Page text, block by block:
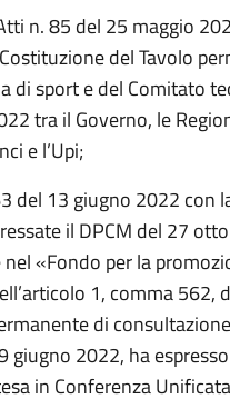
n. 85 del 25 maggio
del Tavolo
di sport e del Comitato
tra il Governo, le
e l’Upi;
del 13 giugno 2022 con
il DPCM del 27
«Fondo per la
1, comma 562,
di
giugno 2022, ha
in Conferenza